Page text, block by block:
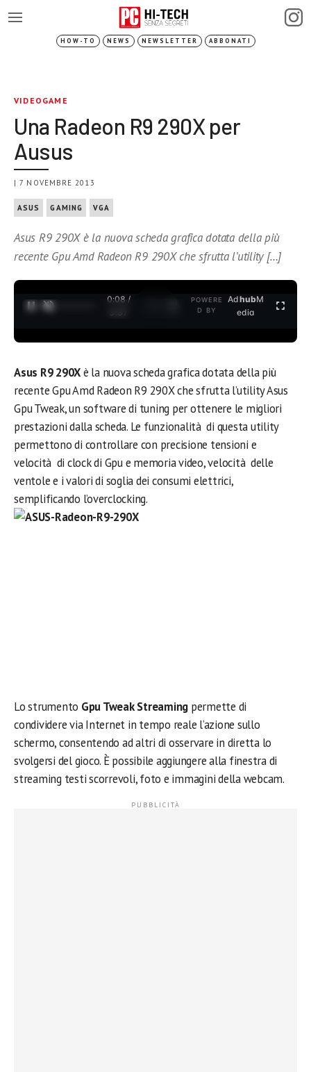
HOW-TO NEWS NEWSLETTER ABBONATI
VIDEOGAME
Una Radeon R9 290X per
Ausus
| 7 NOVEMBRE 2013
ASUS GAMING VGA
Asus R9 290X è la nuova scheda grafica dotata della più
recente Gpu Amd Radeon R9 290X che sfrutta l’utility […]
0:08 /
3:37
POWERE
D BY
AdhubM
edia
Asus R9 290Xè la nuova scheda grafica dotata della più
recente Gpu Amd Radeon R9 290X che sfrutta l’utility Asus
Gpu Tweak, un software di tuning per ottenere le migliori
prestazioni dalla scheda. Le funzionalità di questa utility
permettono di controllare con precisione tensioni e
velocità di clock di Gpu e memoria video, velocità delle
ventole e i valori di soglia dei consumi elettrici,
semplificando l’overclocking.
Lo strumento Gpu Tweak Streaming permette di
condividere via Internet in tempo reale l’azione sullo
schermo, consentendo ad altri di osservare in diretta lo
svolgersi del gioco. È possibile aggiungere alla finestra di
streaming testi scorrevoli, foto e immagini della webcam.